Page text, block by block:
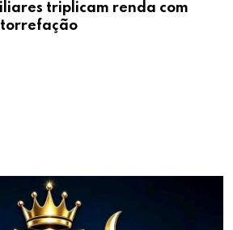
triplicam renda com
torrefação